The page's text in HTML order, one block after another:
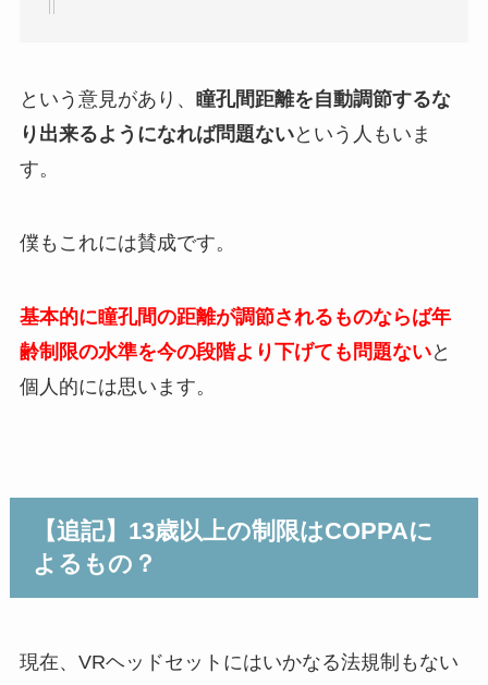
という意見があり、 瞳孔間距離を自動調節するな
り出来るようになれば問題ないという人もいま
す。
僕もこれには賛成です。
基本的に瞳孔間の距離が調節されるものならば年
齢制限の水準を今の段階より下げても問題ないと
個人的には思います。
【追記】13歳以上の制限はCOPPAに
よるもの？
現在、VRヘッドセットにはいかなる法規制もない